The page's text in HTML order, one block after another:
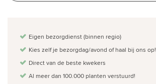
Eigen bezorgdienst (binnen regio)
Kies zelf je bezorgdag/avond of haal bij ons op!
Direct van de beste kwekers
Al meer dan 100.000 planten verstuurd!